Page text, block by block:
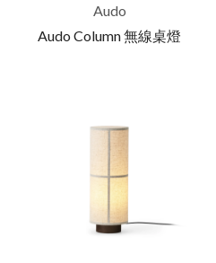
Audo
Audo Column 無線桌燈